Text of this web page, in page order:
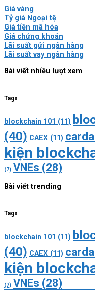
Giá vàng
Tỷ giá Ngoại tệ
Giá tiền mã hóa
Giá chứng khoán
Lãi suất gửi ngân hàng
Lãi suất vay ngân hàng
Bài viết nhiều lượt xem
Tags
blockchain 101 (11)
(40) CAEX (11)
kiện
(7) VNEs (28)
Bài viết trending
Tags
blockchain 101 (11)
(40) CAEX (11)
kiện
(7) VNEs (28)